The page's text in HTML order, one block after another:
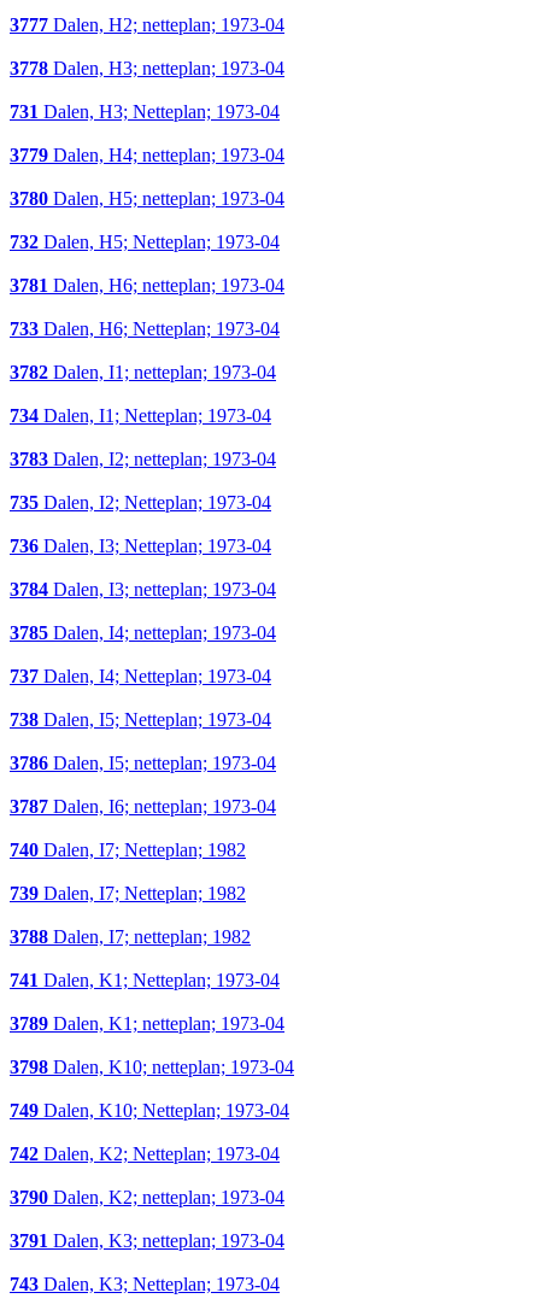
3777 Dalen, H2; netteplan; 1973-04
3778 Dalen, H3; netteplan; 1973-04
731 Dalen, H3; Netteplan; 1973-04
3779 Dalen, H4; netteplan; 1973-04
3780 Dalen, H5; netteplan; 1973-04
732 Dalen, H5; Netteplan; 1973-04
3781 Dalen, H6; netteplan; 1973-04
733 Dalen, H6; Netteplan; 1973-04
3782 Dalen, I1; netteplan; 1973-04
734 Dalen, I1; Netteplan; 1973-04
3783 Dalen, I2; netteplan; 1973-04
735 Dalen, I2; Netteplan; 1973-04
736 Dalen, I3; Netteplan; 1973-04
3784 Dalen, I3; netteplan; 1973-04
3785 Dalen, I4; netteplan; 1973-04
737 Dalen, I4; Netteplan; 1973-04
738 Dalen, I5; Netteplan; 1973-04
3786 Dalen, I5; netteplan; 1973-04
3787 Dalen, I6; netteplan; 1973-04
740 Dalen, I7; Netteplan; 1982
739 Dalen, I7; Netteplan; 1982
3788 Dalen, I7; netteplan; 1982
741 Dalen, K1; Netteplan; 1973-04
3789 Dalen, K1; netteplan; 1973-04
3798 Dalen, K10; netteplan; 1973-04
749 Dalen, K10; Netteplan; 1973-04
742 Dalen, K2; Netteplan; 1973-04
3790 Dalen, K2; netteplan; 1973-04
3791 Dalen, K3; netteplan; 1973-04
743 Dalen, K3; Netteplan; 1973-04